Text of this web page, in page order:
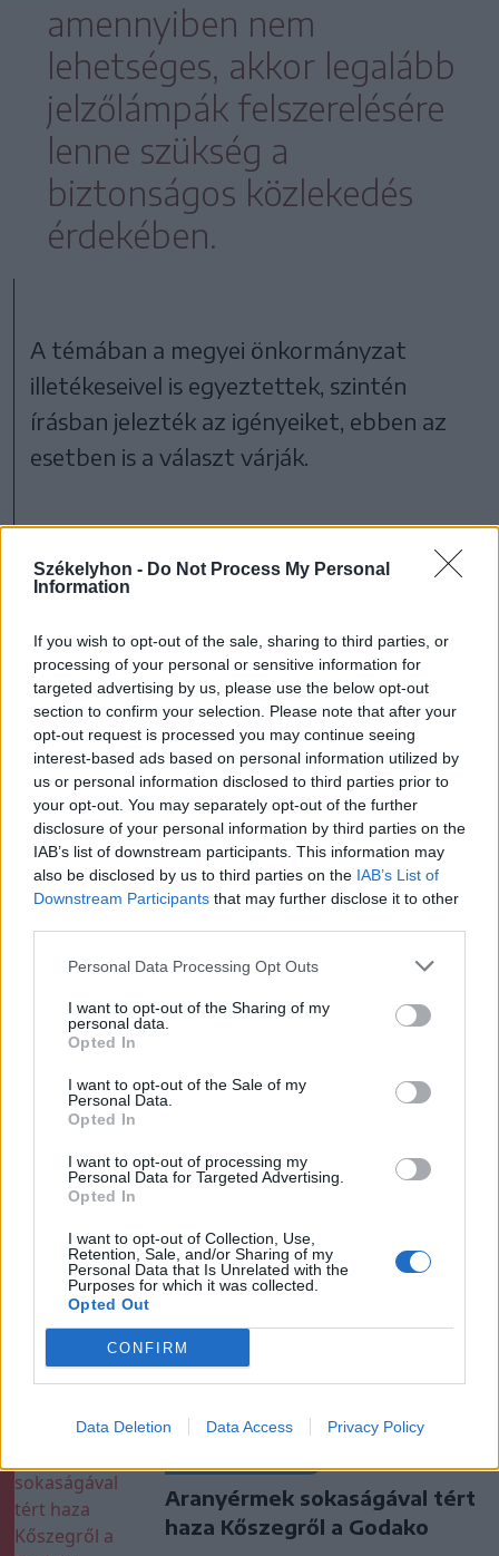
Székelyhon - Do Not Process My Personal
Information
If you wish to opt-out of the sale, sharing to third parties, or
processing of your personal or sensitive information for
targeted advertising by us, please use the below opt-out
section to confirm your selection. Please note that after your
opt-out request is processed you may continue seeing
interest-based ads based on personal information utilized by
us or personal information disclosed to third parties prior to
your opt-out. You may separately opt-out of the further
disclosure of your personal information by third parties on the
IAB’s list of downstream participants. This information may
also be disclosed by us to third parties on the IAB’s List of
Downstream Participants that may further disclose it to other
Personal Data Processing Opt Outs
I want to opt-out of the Sharing of my
personal data.
Opted In
I want to opt-out of the Sale of my
Personal Data.
Opted In
I want to opt-out of processing my
Personal Data for Targeted Advertising.
Opted In
I want to opt-out of Collection, Use,
Retention, Sale, and/or Sharing of my
Personal Data that Is Unrelated with the
Purposes for which it was collected.
Opted Out
CONFIRM
Data Deletion Data Access Privacy Policy
amennyiben nem
lehetséges, akkor legalább
jelzőlámpák felszerelésére
lenne szükség a
biztonságos közlekedés
érdekében.
A témában a megyei önkormányzat
illetékeseivel is egyeztettek, szintén
írásban jelezték az igényeiket, ebben az
esetben is a választ várják.
Csíkszék
szóljon hozzá!
Ezek is érdekelhetik
Tizenegy település maradhat
víz nélkül Udvarhelyszéken
Székelyhon
kétéves gyerek keze, a
tűzoltókra is szükség volt a
Aranyérmek sokaságával tért
haza Kőszegről a Godako